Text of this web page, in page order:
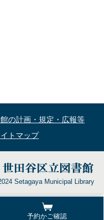
予約かご確認
の計画・規定・広報等
トマップ
Setagaya Municipal Library